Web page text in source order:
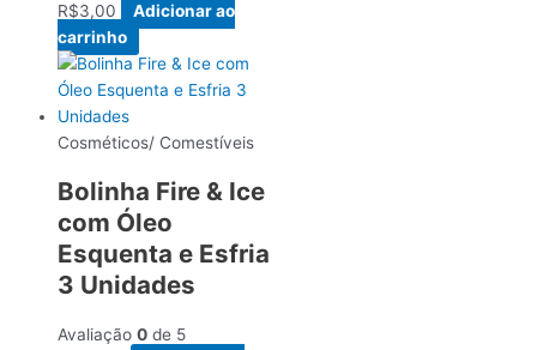
R$3,00
Adicionar ao
carrinho
Cosméticos/ Comestíveis
Bolinha Fire & Ice
com Óleo
Esquenta e Esfria
3 Unidades
Avaliação 0 de 5